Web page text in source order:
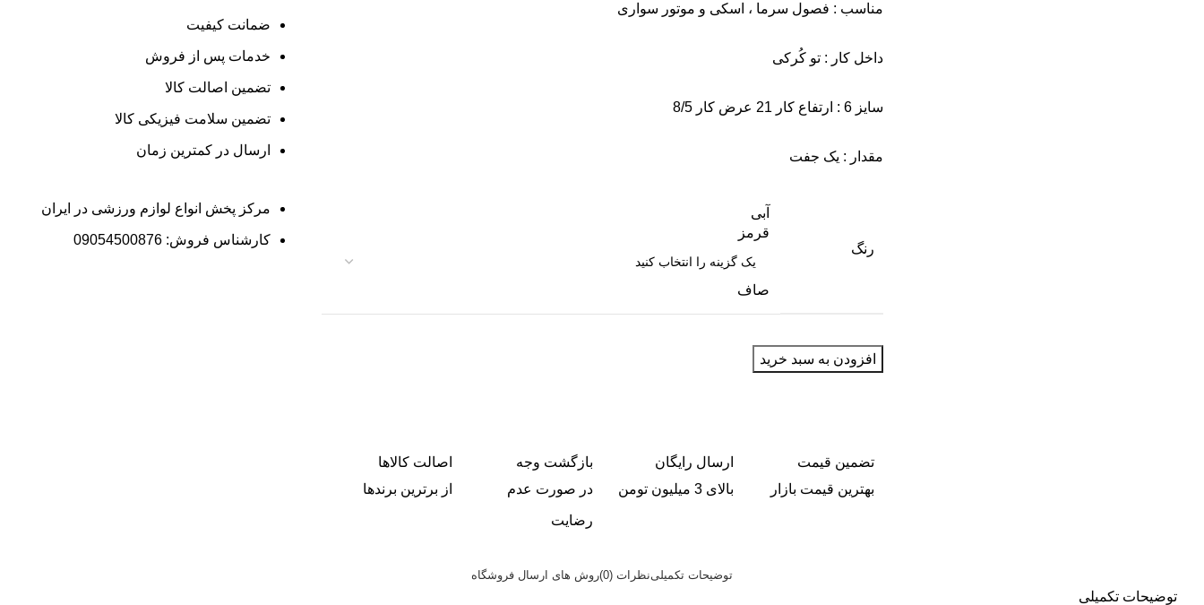
مناسب : فصول سرما ، اسکی و موتور سواری
داخل کار : تو کُرکی
سایز 6 : ارتفاع کار 21 عرض کار 8/5
مقدار : یک جفت
رنگ
آبی
قرمز
صاف
افزودن به سبد خرید
تضمین قیمت
بهترین قیمت بازار
ارسال رایگان
بالای 3 میلیون تومن
بازگشت وجه
در صورت عدم
رضایت
اصالت کالاها
از برترین برندها
ضمانت کیفیت
خدمات پس از فروش
تضمین اصالت کالا
تضمین سلامت فیزیکی کالا
ارسال در کمترین زمان
مرکز پخش انواع لوازم ورزشی در ایران
کارشناس فروش: 09054500876
توضیحات تکمیلینظرات (0) روش های ارسال فروشگاه
توضیحات تکمیلی